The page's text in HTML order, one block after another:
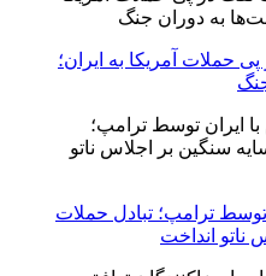
حملات آمریکا به ایران؛
توسط ترامپ؛ تبادل حملات
ناتو انداخت